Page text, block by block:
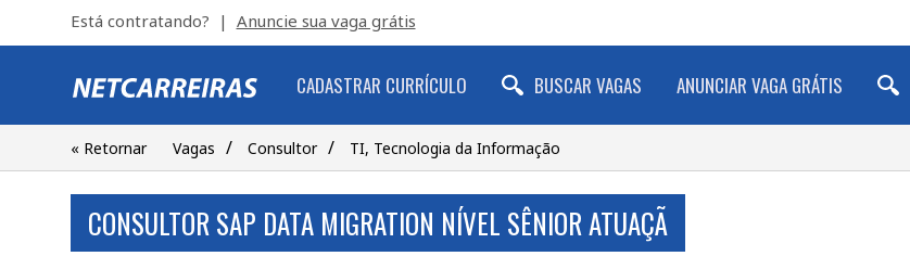
Está contratando? | Anuncie sua vaga grátis
CADASTRAR CURRÍCULO BUSCAR VAGAS ANUNCIAR VAGA GRÁTIS
« Retornar Vagas / Consultor / TI, Tecnologia da Informação
CONSULTOR SAP DATA MIGRATION NÍVEL SÊNIOR ATUAÇÃ